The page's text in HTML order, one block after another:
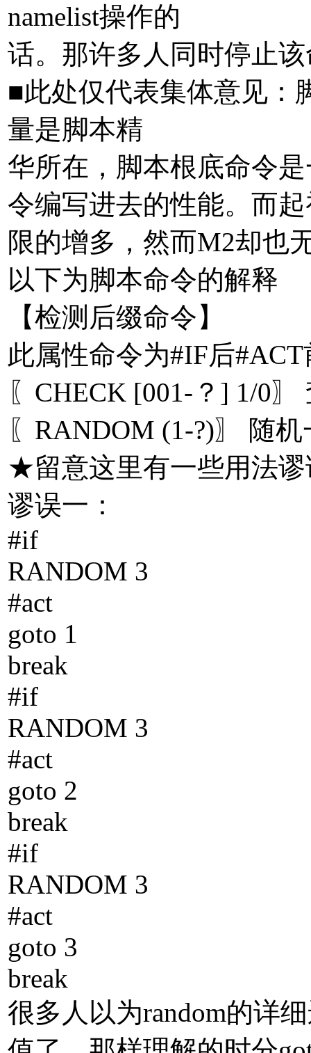
namelist操作的
话。那许多人同时停止
■此处仅代表集体意见：
量是脚本精
华所在，脚本根底命令
令编写进去的性能。而
限的增多，然而M2却也
以下为脚本命令的解释
【检测后缀命令】
此属性命令为#IF后
〖CHECK [001-？] 1/0
〖RANDOM (1-?)〗 随
★留意这里有一些用法
谬误一：
#if
RANDOM 3
#act
goto 1
break
#if
RANDOM 3
#act
goto 2
break
#if
RANDOM 3
#act
goto 3
break
很多人以为random的详